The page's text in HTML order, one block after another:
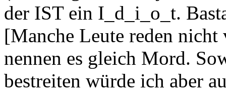
der IST ein I_d_i_o_t.
[Manche Leute reden
nennen es gleich Mord.
bestreiten würde ich aber